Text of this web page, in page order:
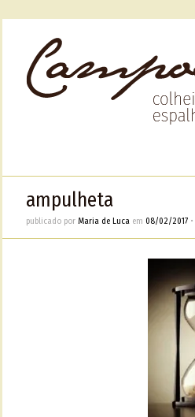
ampulheta
publicado por Maria de Lucaem 08/02/2017•